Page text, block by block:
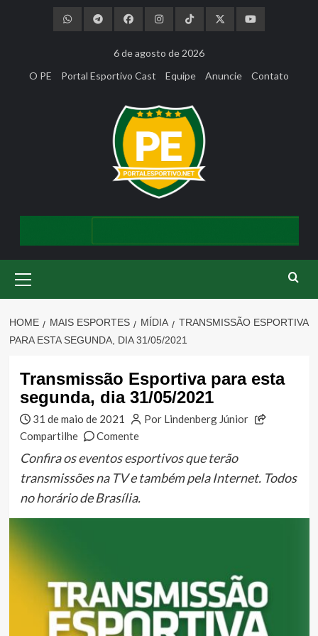
6 de agosto de 2026
O PE
Portal Esportivo Cast Equipe Anuncie Contato
Menu
HOME MAIS ESPORTES MÍDIA
TRANSMISSÃO ESPORTIVA
PARA ESTA SEGUNDA, DIA 31/05/2021
Transmissão Esportiva para esta
segunda, dia 31/05/2021
31 de maio de 2021
Por Lindenberg Júnior
Compartilhe
Comente
Confira os eventos esportivos que terão
transmissões na TV e também pela Internet. Todos
no horário de Brasília.